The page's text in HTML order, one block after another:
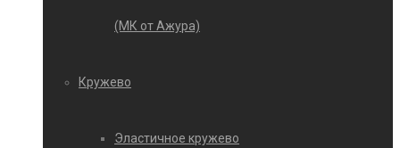
(МК от Ажура)
Кружево
Эластичное кружево